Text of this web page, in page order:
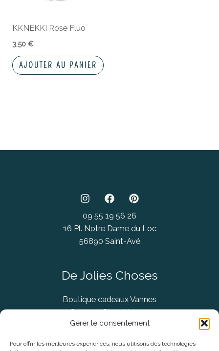
Gérer le consentement
Pour offrir les meilleures expériences, nous utilisons des technologies
KKNEKKI Rose Fluo
3,50€
AJOUTER AU PANIER
09 55 19 56 26
16 Pl. Notre Dame du Loc
56890 Saint-Avé
De Jolies Choses
Boutique cadeaux Vannes
Concept Store Vannes